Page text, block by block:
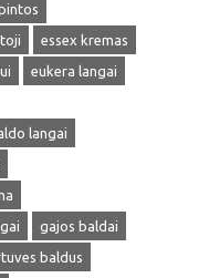
essex kremas
eukera langai
langai
gajos baldai
baldus